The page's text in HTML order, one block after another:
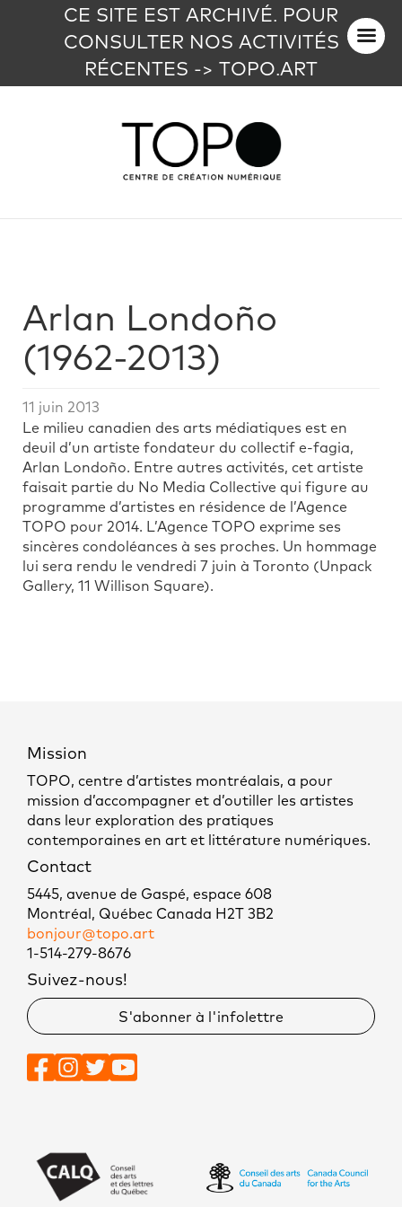
CE SITE EST ARCHIVÉ. POUR
CONSULTER NOS ACTIVITÉS
RÉCENTES -> TOPO.ART
Arlan Londoño
(1962-2013)
11 juin 2013
Le milieu canadien des arts médiatiques est en
deuil d’un artiste fondateur du collectif e-fagia,
Arlan Londoño. Entre autres activités, cet artiste
faisait partie du No Media Collective qui figure au
programme d’artistes en résidence de l’Agence
TOPO pour 2014. L’Agence TOPO exprime ses
sincères condoléances à ses proches. Un hommage
lui sera rendu le vendredi 7 juin à Toronto (Unpack
Gallery, 11 Willison Square).
Mission
TOPO, centre d’artistes montréalais, a pour
mission d’accompagner et d’outiller les artistes
dans leur exploration des pratiques
contemporaines en art et littérature numériques.
Contact
5445, avenue de Gaspé, espace 608
Montréal, Québec Canada H2T 3B2
bonjour@topo.art
1-514-279-8676
Suivez-nous!
S'abonner à l'infolettre